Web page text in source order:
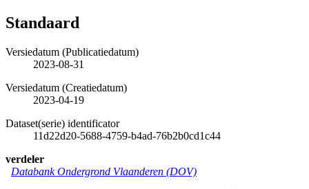
Standaard
Versiedatum (Publicatiedatum)
2023-08-31
Versiedatum (Creatiedatum)
2023-04-19
Dataset(serie) identificator
11d22d20-5688-4759-b4ad-76b2b0cd1c44
verdeler
Databank Ondergrond Vlaanderen (DOV)